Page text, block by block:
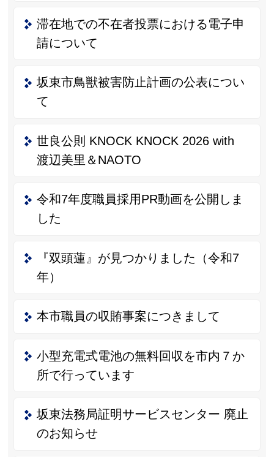
滞在地での不在者投票における電子申
請について
坂東市鳥獣被害防止計画の公表につい
て
世良公則 KNOCK KNOCK 2026 with
渡辺美里＆NAOTO
令和7年度職員採用PR動画を公開しま
した
『双頭蓮』が見つかりました（令和7
年）
本市職員の収賄事案につきまして
小型充電式電池の無料回収を市内７か
所で行っています
坂東法務局証明サービスセンター 廃止
のお知らせ